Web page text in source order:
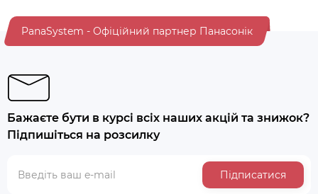
PanaSystem - Офіційний партнер Панасонік
Бажаєте бути в курсі всіх наших акцій та знижок?
Підпишіться на розсилку
Підписатися